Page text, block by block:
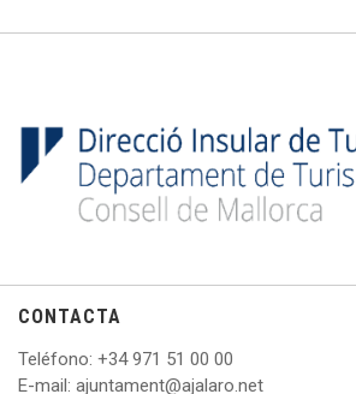
CONTACTA
Teléfono: +34 971 51 00 00
E-mail: ajuntament@ajalaro.net